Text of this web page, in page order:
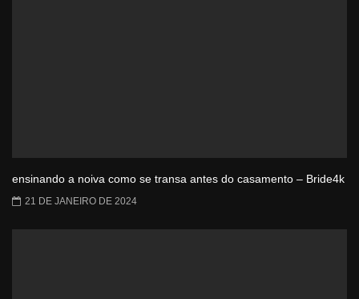
ensinando a noiva como se transa antes do casamento – Bride4k
21 DE JANEIRO DE 2024